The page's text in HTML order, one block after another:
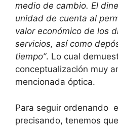
medio de cambio. El
unidad de cuenta al
valor económico de los
servicios, así como
tiempo”. Lo cual
conceptualización muy
mencionada óptica.
Para seguir ordenando
precisando, tenemos